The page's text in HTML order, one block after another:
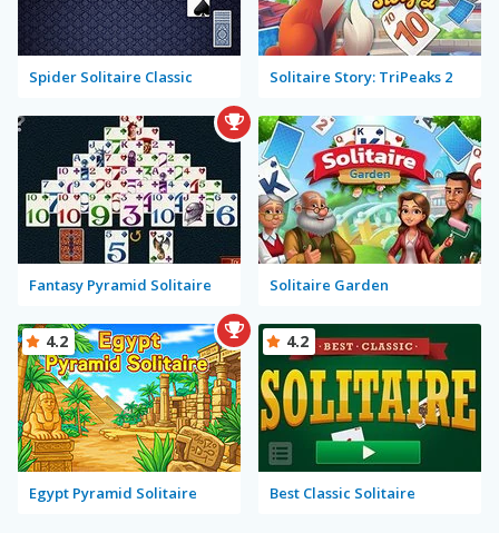
Spider Solitaire Classic Solitaire Story: TriPeaks 2
Fantasy Pyramid Solitaire Solitaire Garden
Egypt Pyramid Solitaire
4.2
Best Classic Solitaire
4.2